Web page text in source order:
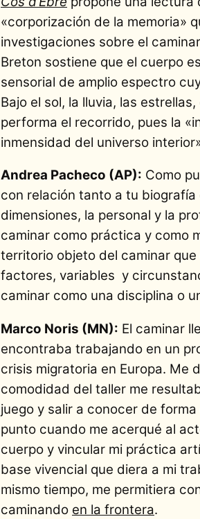
«corporización de la memoria»
investigaciones sobre el
Breton sostiene que el cuerpo
sensorial de amplio espectro
Bajo el sol, la lluvia, las
performa el recorrido, pues la
inmensidad del universo
Andrea Pacheco (AP): Como
con relación tanto a tu
dimensiones, la personal y la
caminar como práctica y como
territorio objeto del caminar
factores, variables y
caminar como una disciplina o
Marco Noris (MN): El caminar
encontraba trabajando en un
crisis migratoria en Europa. Me
comodidad del taller me
juego y salir a conocer de
punto cuando me acerqué al
cuerpo y vincular mi práctica
base vivencial que diera a mi
mismo tiempo, me permitiera
caminando en la frontera.